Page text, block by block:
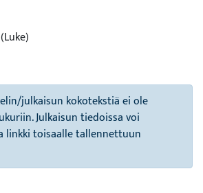
julkaisun kokotekstiä ei ole
Julkaisun tiedoissa voi
linkki toisaalle tallennettuun